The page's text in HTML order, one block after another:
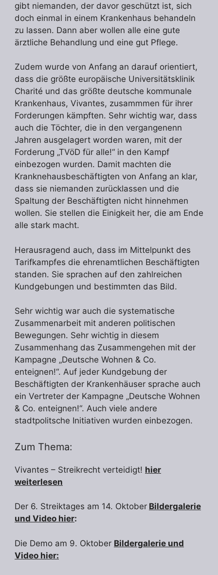
gibt niemanden, der davor geschützt ist, sich
doch einmal in einem Krankenhaus behandeln
zu lassen. Dann aber wollen alle eine gute
ärztliche Behandlung und eine gut Pflege.
Zudem wurde von Anfang an darauf orientiert,
dass die größte europäische Universitätsklinik
Charité und das größte deutsche kommunale
Krankenhaus, Vivantes, zusammmen für ihrer
Forderungen kämpften. Sehr wichtig war, dass
auch die Töchter, die in den vergangenenn
Jahren ausgelagert worden waren, mit der
Forderung „TVöD für alle!“ in den Kampf
einbezogen wurden. Damit machten die
Kranknehausbeschäftigten von Anfang an klar,
dass sie niemanden zurücklassen und die
Spaltung der Beschäftigten nicht hinnehmen
wollen. Sie stellen die Einigkeit her, die am Ende
alle stark macht.
Herausragend auch, dass im Mittelpunkt des
Tarifkampfes die ehrenamtlichen Beschäftigten
standen. Sie sprachen auf den zahlreichen
Kundgebungen und bestimmten das Bild.
Sehr wichtig war auch die systematische
Zusammenarbeit mit anderen politischen
Bewegungen. Sehr wichtig in diesem
Zusammenhang das Zusammengehen mit der
Kampagne „Deutsche Wohnen & Co.
enteignen!“. Auf jeder Kundgebung der
Beschäftigten der Krankenhäuser sprache auch
ein Vertreter der Kampagne „Deutsche Wohnen
& Co. enteignen!“. Auch viele andere
stadtpolitsche Initiativen wurden einbezogen.
Zum Thema:
Vivantes – Streikrecht verteidigt! hier
weiterlesen
Der 6. Streiktages am 14. Oktober Bildergalerie
und Video hier:
Die Demo am 9. Oktober Bildergalerie und
Video hier: